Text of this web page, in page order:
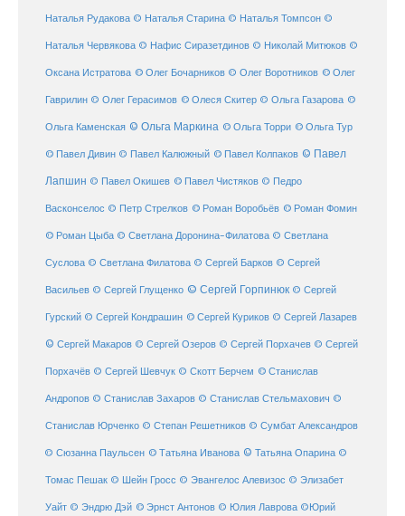
Наталья Рудакова © Наталья Старина © Наталья Томпсон ©
Наталья Червякова © Нафис Сиразетдинов © Николай Митюков ©
Оксана Истратова © Олег Бочарников © Олег Воротников © Олег
Гаврилин © Олег Герасимов © Олеся Скитер © Ольга Газарова ©
Ольга Каменская © Ольга Маркина © Ольга Торри © Ольга Тур
© Павел Дивин © Павел Калюжный © Павел Колпаков © Павел
Лапшин © Павел Окишев © Павел Чистяков © Педро
Васконселос © Петр Стрелков © Роман Воробьёв © Роман Фомин
© Роман Цыба © Светлана Доронина-Филатова © Светлана
Суслова © Светлана Филатова © Сергей Барков © Сергей
Васильев © Сергей Глущенко © Сергей Горпинюк © Сергей
Гурский © Сергей Кондрашин © Сергей Куриков © Сергей Лазарев
© Сергей Макаров © Сергей Озеров © Сергей Порхачев © Сергей
Порхачёв © Сергей Шевчук © Скотт Берчем © Станислав
Андропов © Станислав Захаров © Станислав Стельмахович ©
Станислав Юрченко © Степан Решетников © Сумбат Александров
© Сюзанна Паульсен © Татьяна Иванова © Татьяна Опарина ©
Томас Пешак © Шейн Гросс © Эвангелос Алевизос © Элизабет
Уайт © Эндрю Дэй © Эрнст Антонов © Юлия Лаврова ©Юрий